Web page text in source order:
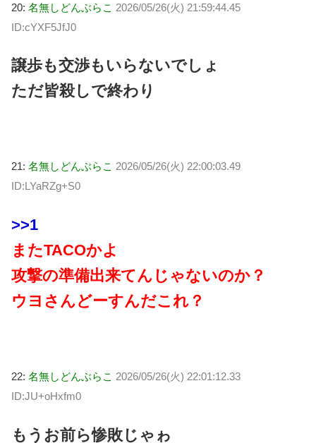
20: 名無しどんぶらこ 2026/05/26(火) 21:59:44.45
ID:cYXF5JfJ0
譲歩も交渉もいらないでしょ
ただ皆殺しで終わり
21: 名無しどんぶらこ 2026/05/26(火) 22:00:03.49
ID:LYaRZg+S0
>>1
またTACOかよ
攻撃の準備出来てんじゃないのか？
ウヨさんどーすんだこれ？
22: 名無しどんぶらこ 2026/05/26(火) 22:01:12.33
ID:JU+oHxfm0
もうお前ら惨敗じゃゎ